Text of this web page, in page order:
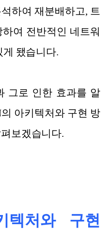
하여 재분배하고, 트
여 전반적인 네트워
됐습니다.
그로 인한 효과를 알
아키텍처와 구현 방
보겠습니다.
텍처와 구현